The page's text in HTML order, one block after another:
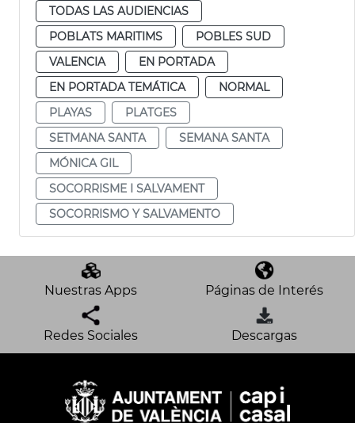
TODAS LAS AUDIENCIAS
POBLATS MARITIMS
POBLES SUD
VALENCIA
EN PORTADA
EN PORTADA TEMÁTICA
NORMAL
PLAYAS
PLATGES
SETMANA SANTA
SEMANA SANTA
MÓNICA GIL
SOCORRISME I SALVAMENT
SOCORRISMO Y SALVAMENTO
Nuestras Apps Páginas de Interés
Redes Sociales Descargas